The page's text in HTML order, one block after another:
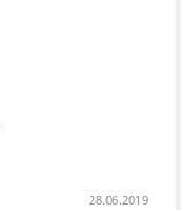
28.06.2019